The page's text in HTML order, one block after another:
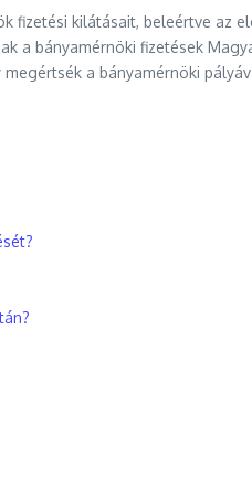
fizetési kilátásait, beleértve
a bányamérnöki fizetések
a bányamérnöki